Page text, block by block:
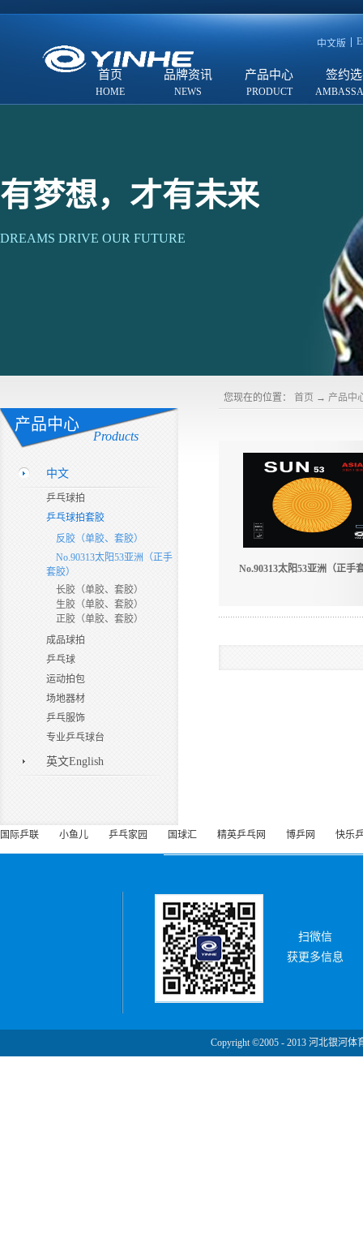
中文版
首页 品牌资讯 产品中心 签约
有梦想，才有未来
DREAMS DRIVE OUR FUTURE
产品中心
Products
中文
乒乓球拍
乒乓球拍套胶
反胶（单胶、套胶）
No.90313太阳53亚洲（正手
套胶）
长胶（单胶、套胶）
生胶（单胶、套胶）
正胶（单胶、套胶）
成品球拍
乒乓球
运动拍包
场地器材
乒乓服饰
专业乒乓球台
英文English
您现在的位置： 首页 → 产品中
No.90313太阳53亚洲（正手
国际乒联 小鱼儿 乒乓家园 国球汇 精英乒乓网 博乒网 快乐
扫微信
获更多信息
Copyright ©2005 - 2013 河北银河体